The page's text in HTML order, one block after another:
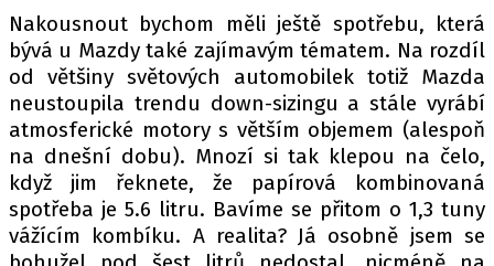
Nakousnout bychom měli ještě spotřebu, která
bývá u Mazdy také zajímavým tématem. Na rozdíl
od většiny světových automobilek totiž Mazda
neustoupila trendu down-sizingu a stále vyrábí
atmosferické motory s větším objemem (alespoň
na dnešní dobu). Mnozí si tak klepou na čelo,
když jim řeknete, že papírová kombinovaná
spotřeba je 5.6 litru. Bavíme se přitom o 1,3 tuny
vážícím kombíku. A realita? Já osobně jsem se